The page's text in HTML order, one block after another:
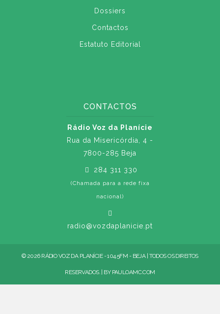
Dossiers
Contactos
Estatuto Editorial
CONTACTOS
Rádio Voz da Planície
Rua da Misericórdia, 4 -
7800-285 Beja
284 311 330
(Chamada para a rede fixa
nacional)
radio@vozdaplanicie.pt
© 2026 RÁDIO VOZ DA PLANÍCIE - 104.5FM - BEJA | TODOS OS DIREITOS
RESERVADOS. | BY PAULOAMC.COM